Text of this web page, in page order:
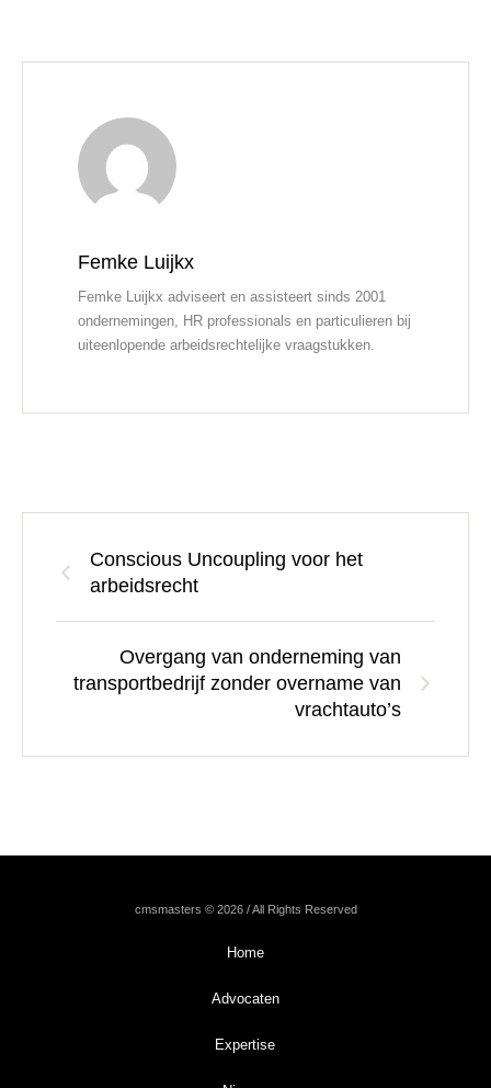
Femke Luijkx
Femke Luijkx adviseert en assisteert sinds 2001
ondernemingen, HR professionals en particulieren bij
uiteenlopende arbeidsrechtelijke vraagstukken.
Conscious Uncoupling voor het
arbeidsrecht
Overgang van onderneming van
transportbedrijf zonder overname van
vrachtauto’s
cmsmasters © 2026 / All Rights Reserved
Home
Advocaten
Expertise